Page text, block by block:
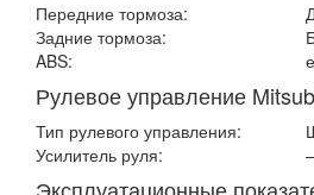
Передние тормоза:
Задние тормоза:
ABS:
Рулевое управление
Тип рулевого управления:
Усилитель руля: